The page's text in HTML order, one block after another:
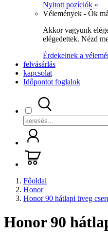
Nyitott pozíciók »
Vélemények - Ők
Akkor vagyunk
elégedettek. Nézd
Érdekelnek a
felvásárlás
kapcsolat
Időpontot foglalok
Főoldal
Honor
Honor 90 hátlapi üveg
Honor 90